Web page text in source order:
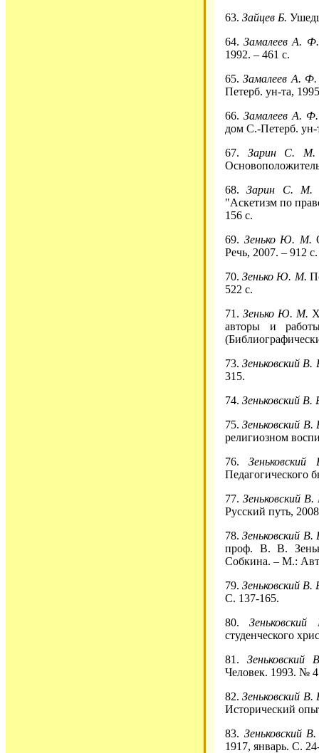
63. Зайцев Б.
64.Замалеев А.
1992. – 461 с.
65.Замалеев А.
Петерб. ун-та,
66. Замалеев А.
дом С.-Петерб. ун-
67. Зарин С.
68.Зарин С.
"Аскетизм по
156 с.
69. Зенько Ю. М.
Речь, 2007. – 912 с.
70.Зенько Ю. М.
522 с.
71. Зенько Ю. М.
авторы и
73.Зеньковский В.
315.
74. Зеньковский В.
75.Зеньковский В.
религиозном
76.
Педагогического
77. Зеньковский В.
Русский путь,
78.Зеньковский В.
проф. В. В.
Собкина. – М.:
79.Зеньковский В.
С. 137-165.
80.
студенческого
81. Зеньковский
Человек. 1993. №
82.Зеньковский В.
Исторический
83. Зеньковский
1917, январь. С.